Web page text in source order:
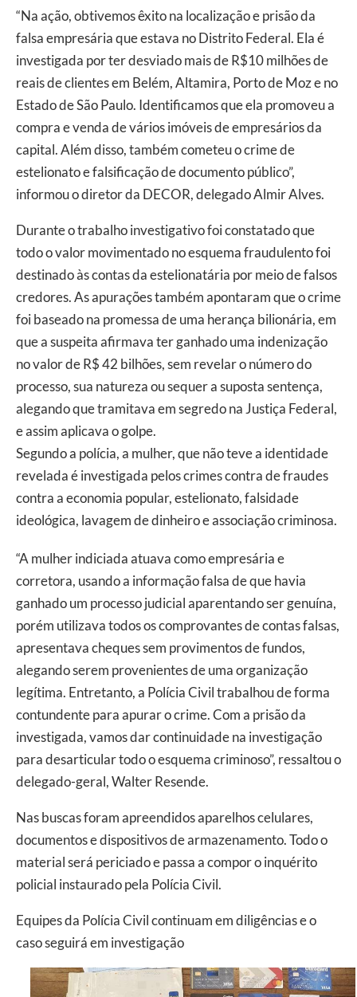
“Na ação, obtivemos êxito na localização e prisão da
falsa empresária que estava no Distrito Federal. Ela é
investigada por ter desviado mais de R$10 milhões de
reais de clientes em Belém, Altamira, Porto de Moz e no
Estado de São Paulo. Identificamos que ela promoveu a
compra e venda de vários imóveis de empresários da
capital. Além disso, também cometeu o crime de
estelionato e falsificação de documento público”,
informou o diretor da DECOR, delegado Almir Alves.
Durante o trabalho investigativo foi constatado que
todo o valor movimentado no esquema fraudulento foi
destinado às contas da estelionatária por meio de falsos
credores. As apurações também apontaram que o crime
foi baseado na promessa de uma herança bilionária, em
que a suspeita afirmava ter ganhado uma indenização
no valor de R$ 42 bilhões, sem revelar o número do
processo, sua natureza ou sequer a suposta sentença,
alegando que tramitava em segredo na Justiça Federal,
e assim aplicava o golpe.
Segundo a polícia, a mulher, que não teve a identidade
revelada é investigada pelos crimes contra de fraudes
contra a economia popular, estelionato, falsidade
ideológica, lavagem de dinheiro e associação criminosa.
“A mulher indiciada atuava como empresária e
corretora, usando a informação falsa de que havia
ganhado um processo judicial aparentando ser genuína,
porém utilizava todos os comprovantes de contas falsas,
apresentava cheques sem provimentos de fundos,
alegando serem provenientes de uma organização
legítima. Entretanto, a Polícia Civil trabalhou de forma
contundente para apurar o crime. Com a prisão da
investigada, vamos dar continuidade na investigação
para desarticular todo o esquema criminoso”, ressaltou o
delegado-geral, Walter Resende.
Nas buscas foram apreendidos aparelhos celulares,
documentos e dispositivos de armazenamento. Todo o
material será periciado e passa a compor o inquérito
policial instaurado pela Polícia Civil.
Equipes da Polícia Civil continuam em diligências e o
caso seguirá em investigação